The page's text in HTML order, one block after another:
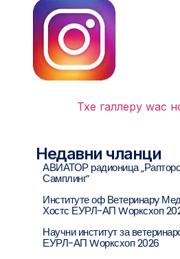
Тхе галлерy wас
Недавни чланци
АВИАТОР радионица
Самплинг”
Институте оф Ветеринарy
Хостс ЕУРЛ-АП Wорксхоп
Научни институт за
ЕУРЛ-АП Wорксхоп 2026